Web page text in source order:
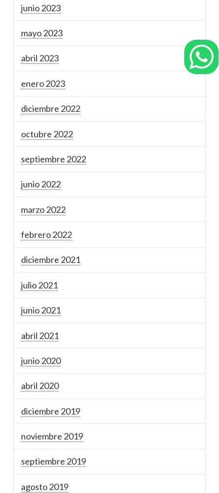
junio 2023
mayo 2023
abril 2023
enero 2023
diciembre 2022
octubre 2022
septiembre 2022
junio 2022
marzo 2022
febrero 2022
diciembre 2021
julio 2021
junio 2021
abril 2021
junio 2020
abril 2020
diciembre 2019
noviembre 2019
septiembre 2019
agosto 2019